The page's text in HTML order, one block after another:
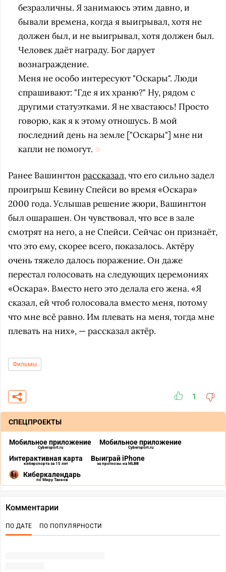
безразличны. Я занимаюсь этим давно, и
бывали времена, когда я выигрывал, хотя не
должен был, и не выигрывал, хотя должен был.
Человек даёт награду. Бог дарует
вознаграждение.
Меня не особо интересуют "Оскары". Люди
спрашивают: "Где я их храню?" Ну, рядом с
другими статуэтками. Я не хвастаюсь! Просто
говорю, как я к этому отношусь. В мой
последний день на земле ["Оскары"] мне ни
капли не помогут.
Ранее Вашингтон рассказал, что его сильно задел
проигрыш Кевину Спейси во время «Оскара»
2000 года. Услышав решение жюри, Вашингтон
был ошарашен. Он чувствовал, что все в зале
смотрят на него, а не Спейси. Сейчас он признаёт,
что это ему, скорее всего, показалось. Актёру
очень тяжело далось поражение. Он даже
перестал голосовать на следующих церемониях
«Оскара». Вместо него это делала его жена. «Я
сказал, ей чтоб голосовала вместо меня, потому
что мне всё равно. Им плевать на меня, тогда мне
плевать на них», — рассказал актёр.
Фильмы
1
СПЕЦПРОЕКТЫ
Мобильное приложение
Cybersport.ru
Мобильное приложение
Cybersport.ru
Интерактивная карта
киберспорта за 15 лет
Выиграй iPhone
за прогнозы на MLBB
Киберкалендарь
по Миру Танков
Комментарии
ПО ДАТЕ ПО ПОПУЛЯРНОСТИ